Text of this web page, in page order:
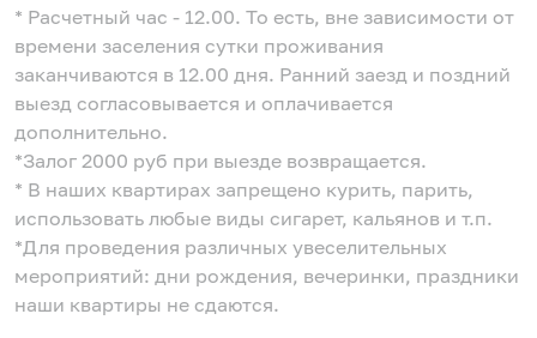
* Расчетный час - 12.00. То есть, вне зависимости от
времени заселения сутки проживания
заканчиваются в 12.00 дня. Ранний заезд и поздний
выезд согласовывается и оплачивается
дополнительно.
*Залог 2000 руб при выезде возвращается.
* В наших квартирах запрещено курить, парить,
использовать любые виды сигарет, кальянов и т.п.
*Для проведения различных увеселительных
мероприятий: дни рождения, вечеринки, праздники
наши квартиры не сдаются.